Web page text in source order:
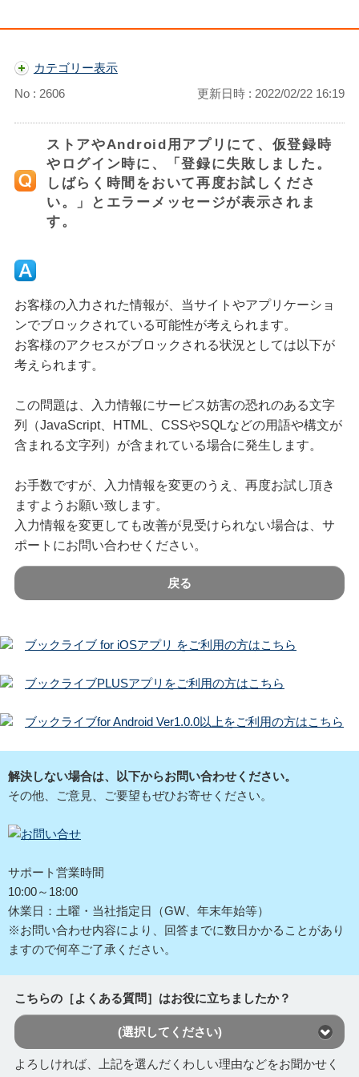
カテゴリー表示
No : 2606
更新日時 : 2022/02/22 16:19
ストアやAndroid用アプリにて、仮登録時
やログイン時に、「登録に失敗しました。
しばらく時間をおいて再度お試しくださ
い。」とエラーメッセージが表示されま
す。
お客様の入力された情報が、当サイトやアプリケーショ
ンでブロックされている可能性が考えられます。
お客様のアクセスがブロックされる状況としては以下が
考えられます。
この問題は、入力情報にサービス妨害の恐れのある文字
列（JavaScript、HTML、CSSやSQLなどの用語や構文が
含まれる文字列）が含まれている場合に発生します。
お手数ですが、入力情報を変更のうえ、再度お試し頂き
ますようお願い致します。
入力情報を変更しても改善が見受けられない場合は、サ
ポートにお問い合わせください。
戻る
ブックライブ for iOSアプリ をご利用の方はこちら
ブックライブPLUSアプリをご利用の方はこちら
ブックライブfor Android Ver1.0.0以上をご利用の方はこちら
解決しない場合は、以下からお問い合わせください。
その他、ご意見、ご要望もぜひお寄せください。
サポート営業時間
10:00～18:00
休業日：土曜・当社指定日（GW、年末年始等）
※お問い合わせ内容により、回答までに数日かかることがあり
ますので何卒ご了承ください。
こちらの［よくある質問］はお役に立ちましたか？
(選択してください)
よろしければ、上記を選んだくわしい理由などをお聞かせく